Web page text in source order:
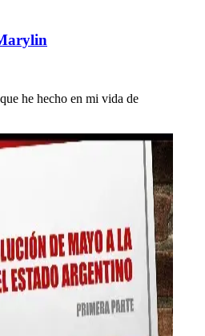
he hecho en mi vida de